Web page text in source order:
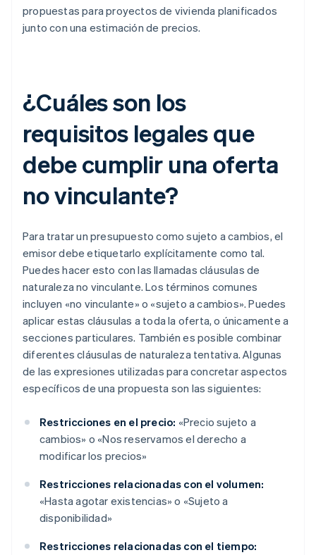
propuestas para proyectos de vivienda planificados
junto con una estimación de precios.
¿Cuáles son los
requisitos legales que
debe cumplir una oferta
no vinculante?
Para tratar un presupuesto como sujeto a cambios, el
emisor debe etiquetarlo explícitamente como tal.
Puedes hacer esto con las llamadas cláusulas de
naturaleza no vinculante. Los términos comunes
incluyen «no vinculante» o «sujeto a cambios». Puedes
aplicar estas cláusulas a toda la oferta, o únicamente a
secciones particulares. También es posible combinar
diferentes cláusulas de naturaleza tentativa. Algunas
de las expresiones utilizadas para concretar aspectos
específicos de una propuesta son las siguientes:
Restricciones en el precio: «Precio sujeto a
cambios» o «Nos reservamos el derecho a
modificar los precios»
Restricciones relacionadas con el volumen:
«Hasta agotar existencias» o «Sujeto a
disponibilidad»
Restricciones relacionadas con el tiempo: